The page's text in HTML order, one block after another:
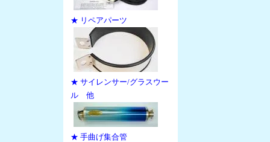
★ リペアパーツ
★ サイレンサー/グラスウー
ル 他
★ 手曲げ集合管